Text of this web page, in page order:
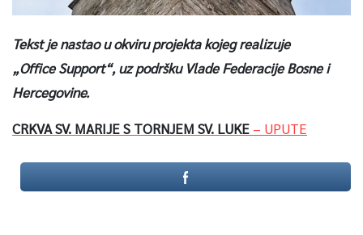
Tekst je nastao u okviru projekta kojeg realizuje
„Office Support“, uz podršku Vlade Federacije Bosne i
Hercegovine.
CRKVA SV. MARIJE S TORNJEM SV. LUKE – UPUTE